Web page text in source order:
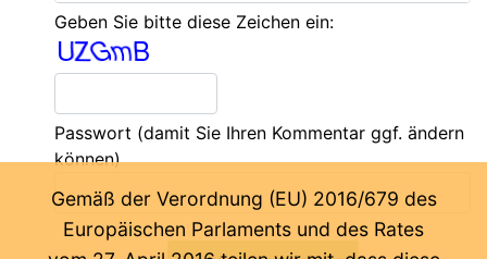
Geben Sie bitte diese Zeichen ein:
Passwort (damit Sie Ihren Kommentar ggf. ändern
können)
Gemäß der Verordnung (EU) 2016/679 des
Europäischen Parlaments und des Rates